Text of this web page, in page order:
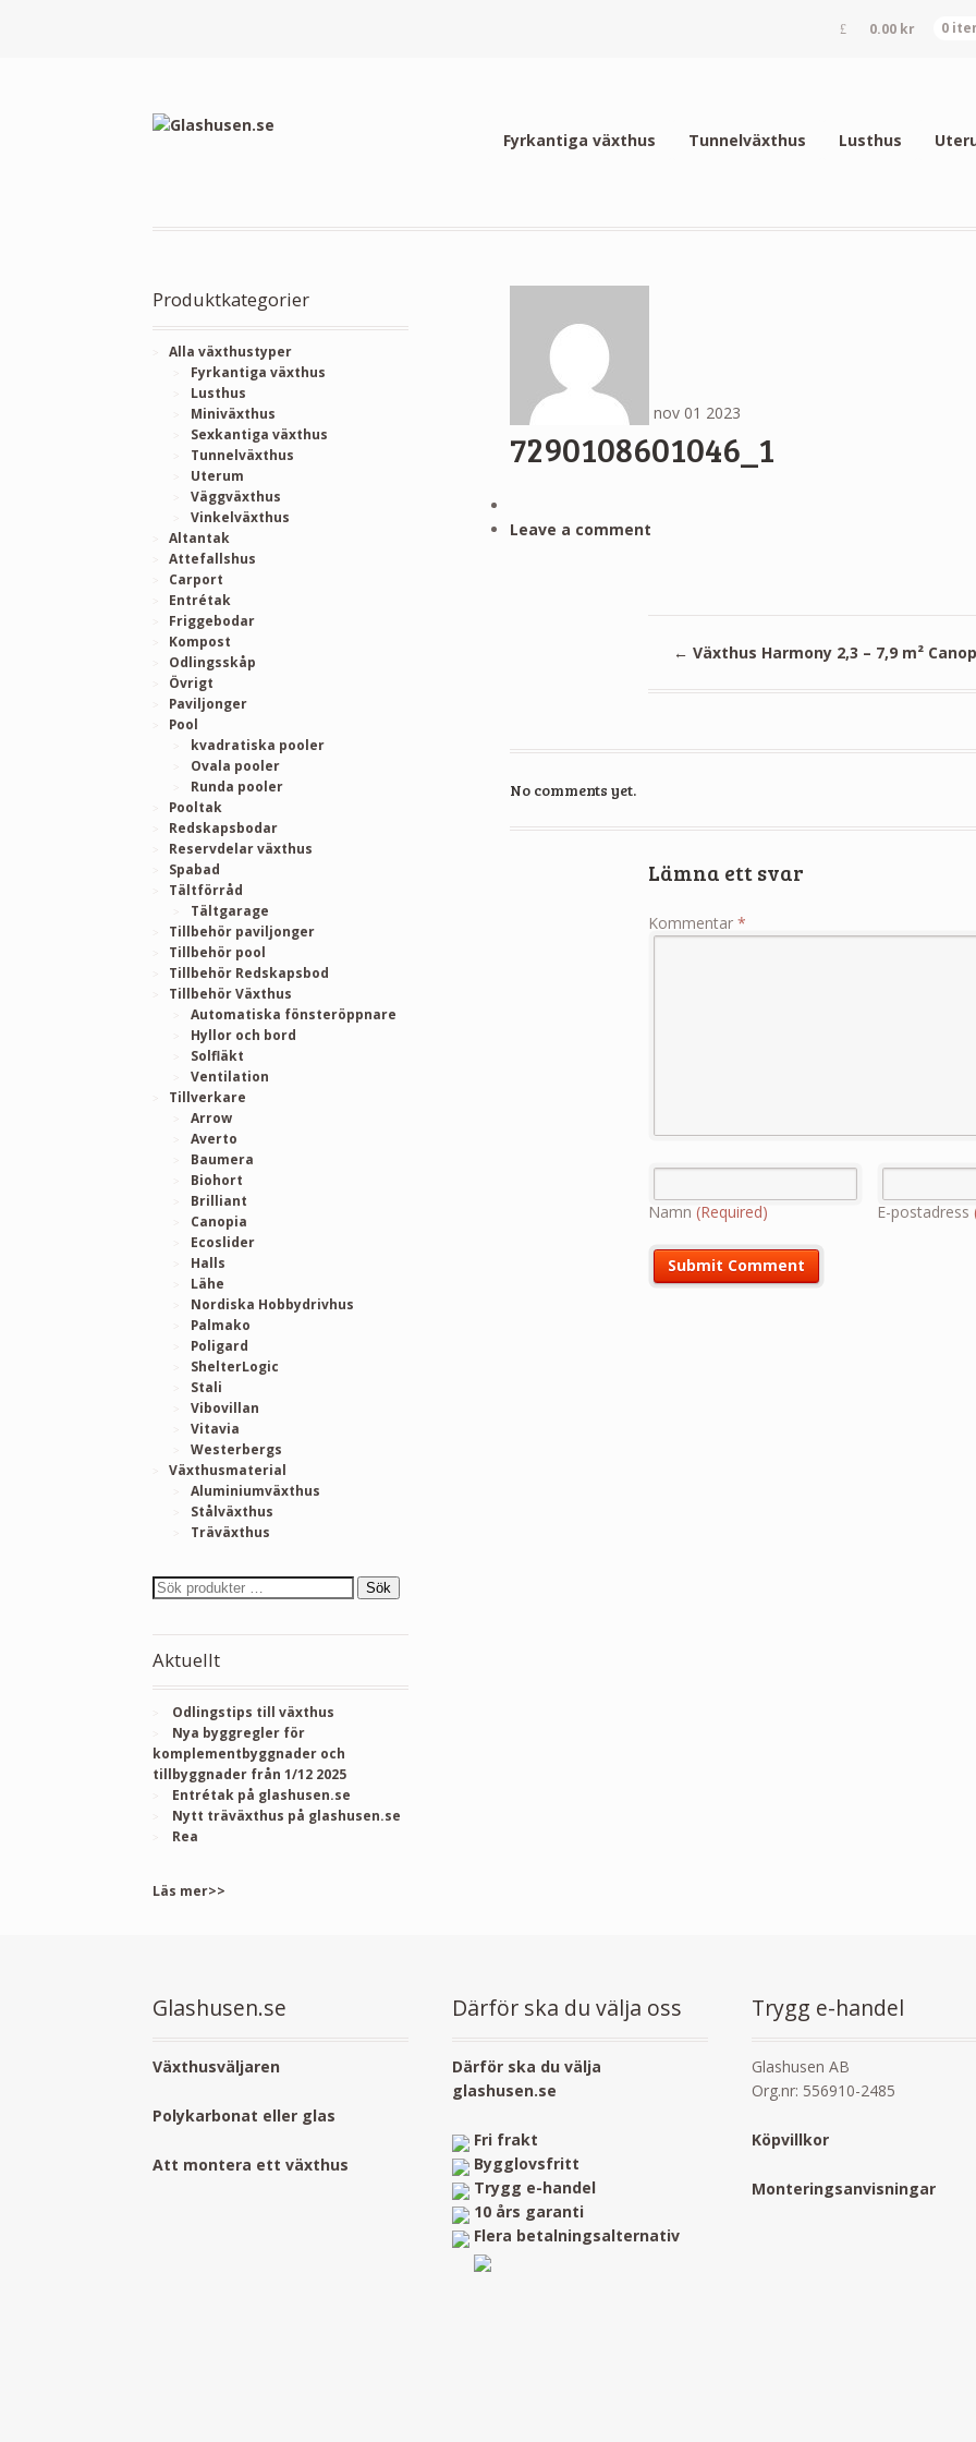
0.00 kr 0
Fyrkantiga växthus Tunnelväxthus Lusthus
nov 01 2023
7290108601046_1
Leave a comment
← Växthus Harmony 2,3 – 7,9 m²
No comments yet.
Lämna ett svar
Kommentar*
Namn(Required) E-postadress
Produktkategorier
Alla växthustyper
Fyrkantiga växthus
Lusthus
Miniväxthus
Sexkantiga växthus
Tunnelväxthus
Uterum
Väggväxthus
Vinkelväxthus
Altantak
Attefallshus
Carport
Entrétak
Friggebodar
Kompost
Odlingsskåp
Övrigt
Paviljonger
Pool
kvadratiska pooler
Ovala pooler
Runda pooler
Pooltak
Redskapsbodar
Reservdelar växthus
Spabad
Tältförråd
Tältgarage
Tillbehör paviljonger
Tillbehör pool
Tillbehör Redskapsbod
Tillbehör Växthus
Automatiska fönsteröppnare
Hyllor och bord
Solfläkt
Ventilation
Tillverkare
Arrow
Averto
Baumera
Biohort
Brilliant
Canopia
Ecoslider
Halls
Lähe
Nordiska Hobbydrivhus
Palmako
Poligard
ShelterLogic
Stali
Vibovillan
Vitavia
Westerbergs
Växthusmaterial
Aluminiumväxthus
Stålväxthus
Träväxthus
Sök
Aktuellt
Odlingstips till växthus
Nya byggregler för
komplementbyggnader och
tillbyggnader från 1/12 2025
Entrétak på glashusen.se
Nytt träväxthus på glashusen.se
Rea
Läs mer>>
Glashusen.se
Växthusväljaren
Polykarbonat eller glas
Att montera ett växthus
Därför ska du välja oss
Därför ska du välja
glashusen.se
Fri frakt
Bygglovsfritt
Trygg e-handel
10 års garanti
Flera betalningsalternativ
Trygg e-handel
Glashusen AB
Org.nr: 556910-2485
Köpvillkor
Monteringsanvisningar